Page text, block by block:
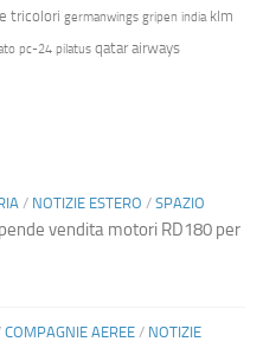
tricolori germanwings gripen india klm
pc-24 pilatus qatar airways
/ NOTIZIE ESTERO / SPAZIO
vendita motori RD180 per
COMPAGNIE AEREE / NOTIZIE